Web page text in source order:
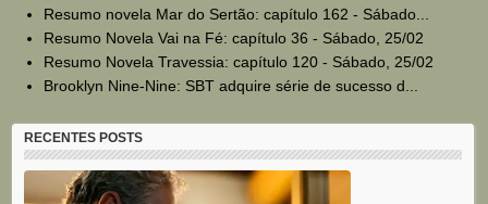
Resumo novela Mar do Sertão: capítulo 162 - Sábado...
Resumo Novela Vai na Fé: capítulo 36 - Sábado, 25/02
Resumo Novela Travessia: capítulo 120 - Sábado, 25/02
Brooklyn Nine-Nine: SBT adquire série de sucesso d...
RECENTES POSTS